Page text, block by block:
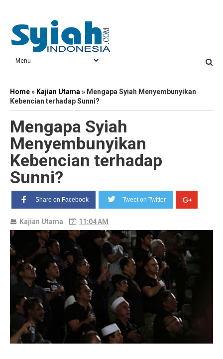
Home» Kajian Utama » Mengapa Syiah Menyembunyikan
Kebencian terhadap Sunni?
Mengapa Syiah
Menyembunyikan
Kebencian terhadap
Sunni?
Share on Facebook Tweet on Twitter
Kajian Utama 11:04 AM